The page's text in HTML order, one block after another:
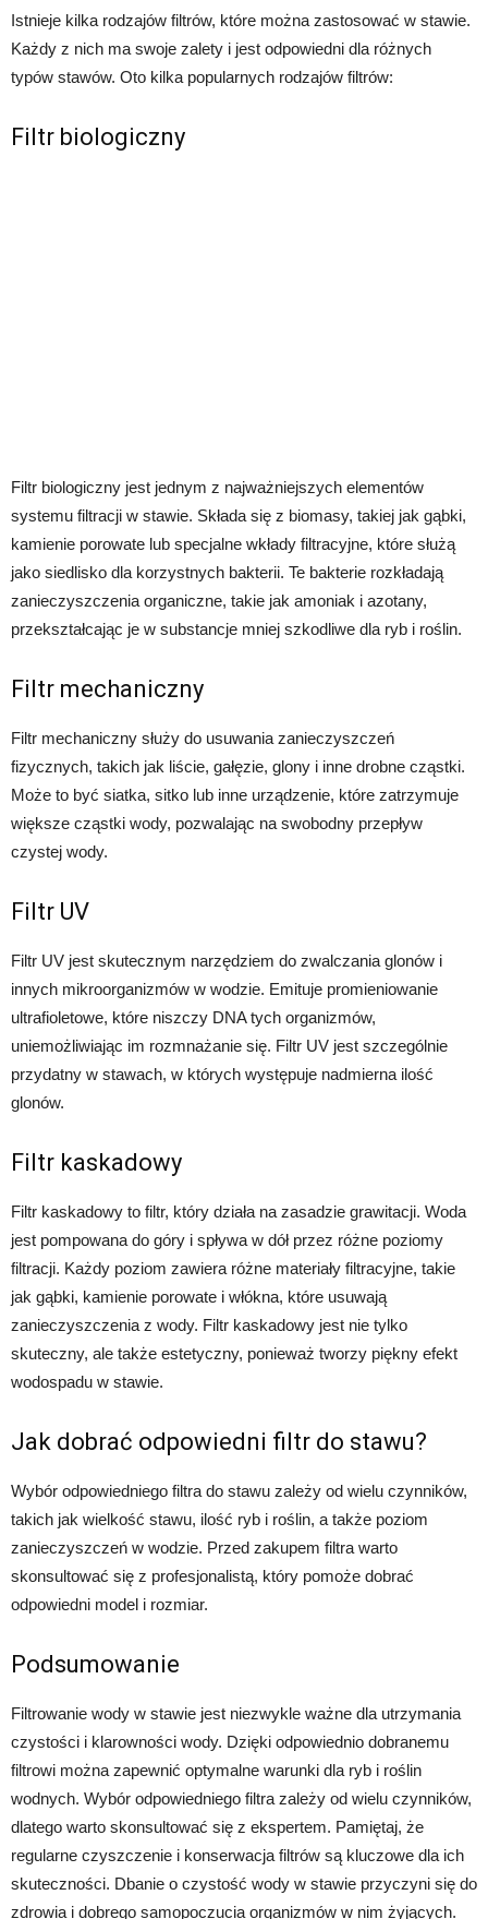
Istnieje kilka rodzajów filtrów, które można zastosować w stawie.
Każdy z nich ma swoje zalety i jest odpowiedni dla różnych
typów stawów. Oto kilka popularnych rodzajów filtrów:
Filtr biologiczny
Filtr biologiczny jest jednym z najważniejszych elementów
systemu filtracji w stawie. Składa się z biomasy, takiej jak gąbki,
kamienie porowate lub specjalne wkłady filtracyjne, które służą
jako siedlisko dla korzystnych bakterii. Te bakterie rozkładają
zanieczyszczenia organiczne, takie jak amoniak i azotany,
przekształcając je w substancje mniej szkodliwe dla ryb i roślin.
Filtr mechaniczny
Filtr mechaniczny służy do usuwania zanieczyszczeń
fizycznych, takich jak liście, gałęzie, glony i inne drobne cząstki.
Może to być siatka, sitko lub inne urządzenie, które zatrzymuje
większe cząstki wody, pozwalając na swobodny przepływ
czystej wody.
Filtr UV
Filtr UV jest skutecznym narzędziem do zwalczania glonów i
innych mikroorganizmów w wodzie. Emituje promieniowanie
ultrafioletowe, które niszczy DNA tych organizmów,
uniemożliwiając im rozmnażanie się. Filtr UV jest szczególnie
przydatny w stawach, w których występuje nadmierna ilość
glonów.
Filtr kaskadowy
Filtr kaskadowy to filtr, który działa na zasadzie grawitacji. Woda
jest pompowana do góry i spływa w dół przez różne poziomy
filtracji. Każdy poziom zawiera różne materiały filtracyjne, takie
jak gąbki, kamienie porowate i włókna, które usuwają
zanieczyszczenia z wody. Filtr kaskadowy jest nie tylko
skuteczny, ale także estetyczny, ponieważ tworzy piękny efekt
wodospadu w stawie.
Jak dobrać odpowiedni filtr do stawu?
Wybór odpowiedniego filtra do stawu zależy od wielu czynników,
takich jak wielkość stawu, ilość ryb i roślin, a także poziom
zanieczyszczeń w wodzie. Przed zakupem filtra warto
skonsultować się z profesjonalistą, który pomoże dobrać
odpowiedni model i rozmiar.
Podsumowanie
Filtrowanie wody w stawie jest niezwykle ważne dla utrzymania
czystości i klarowności wody. Dzięki odpowiednio dobranemu
filtrowi można zapewnić optymalne warunki dla ryb i roślin
wodnych. Wybór odpowiedniego filtra zależy od wielu czynników,
dlatego warto skonsultować się z ekspertem. Pamiętaj, że
regularne czyszczenie i konserwacja filtrów są kluczowe dla ich
skuteczności. Dbanie o czystość wody w stawie przyczyni się do
zdrowia i dobrego samopoczucia organizmów w nim żyjących.